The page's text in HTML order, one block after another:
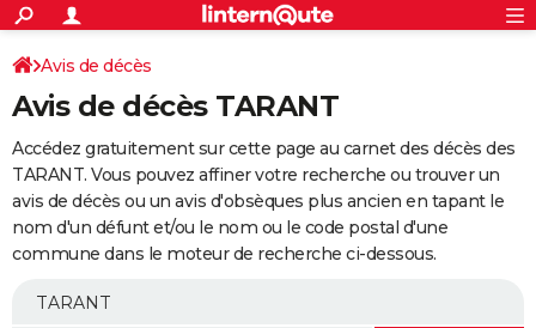
ACTUALITÉS
Politique
Société
Faits Divers
Education
Monde
Villes
+
SPORT
Coupe du monde 2026
Football
Tennis
Cyclisme
Rugby
Forum
Programme TV
TNT
Streaming
Cinéma
Sorties cinéma
Musique
+FINANCE
Retraite
Epargne
Immobilier
Risques naturels par ville
Banque
Assurance
AUTO
Essais
Réserver un essai
Citadines
Berlines
SUV
Forum auto
+
Mobiles
Meilleur smartphone
Internet
Ordinateurs
Jeux vidéo
Guide high-tech
Avis de décès
Avis de décès TARANT
Accédez gratuitement sur cette page au carnet des décès des
TARANT. Vous pouvez affiner votre recherche ou trouver un
avis de décès ou un avis d'obsèques plus ancien en tapant le
nom d'un défunt et/ou le nom ou le code postal d'une
commune dans le moteur de recherche ci-dessous.